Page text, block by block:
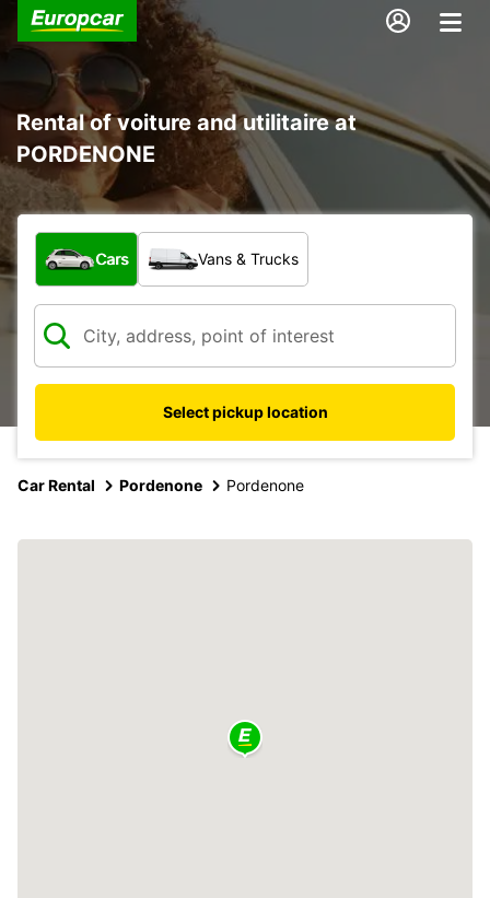
Rental of voiture and utilitaire at
PORDENONE
What type of vehicle?
Cars Vans & Trucks
Select pickup location
Car Rental Pordenone Pordenone